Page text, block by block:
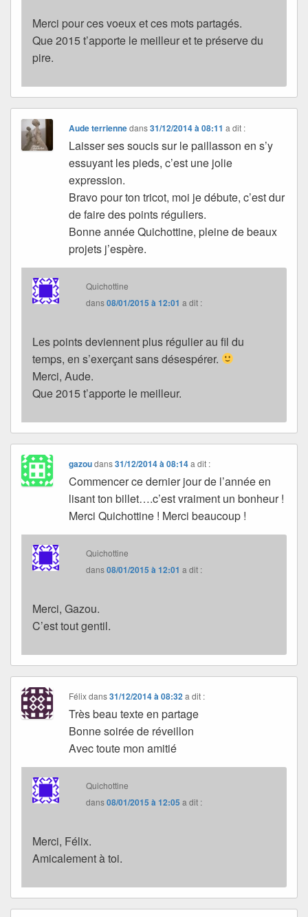
Merci pour ces voeux et ces mots partagés.
Que 2015 t’apporte le meilleur et te préserve du
pire.
Aude terriennedans31/12/2014 à 08:11 a dit :
Laisser ses soucis sur le paillasson en s’y
essuyant les pieds, c’est une jolie
expression.
Bravo pour ton tricot, moi je débute, c’est dur
de faire des points réguliers.
Bonne année Quichottine, pleine de beaux
projets j’espère.
Quichottine
dans08/01/2015 à 12:01 a dit :
Les points deviennent plus régulier au fil du
temps, en s’exerçant sans désespérer.
Merci, Aude.
Que 2015 t’apporte le meilleur.
gazoudans31/12/2014 à 08:14 a dit :
Commencer ce dernier jour de l’année en
lisant ton billet….c’est vraiment un bonheur !
Merci Quichottine ! Merci beaucoup !
Quichottine
dans08/01/2015 à 12:01 a dit :
Merci, Gazou.
C’est tout gentil.
Félixdans31/12/2014 à 08:32 a dit :
Très beau texte en partage
Bonne soirée de réveillon
Avec toute mon amitié
Quichottine
dans08/01/2015 à 12:05 a dit :
Merci, Félix.
Amicalement à toi.